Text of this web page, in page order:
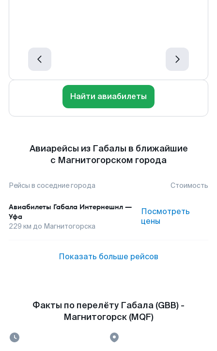
Найти авиабилеты
Авиарейсы из Габалы в ближайшие
с Магнитогорском города
Рейсы в соседние города Стоимость
Авиабилеты Габала Интернешнл —
Уфа
229 км до Магнитогорска
Посмотреть
цены
Показать больше рейсов
Факты по перелёту Габала (GBB) -
Магнитогорск (MQF)